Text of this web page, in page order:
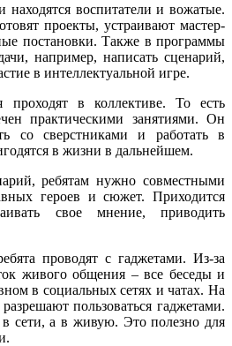
находятся воспитатели и вожатые.
проекты, устраивают мастер-
постановки. Также в программы
например, написать сценарий,
в интеллектуальной игре.
проходят в коллективе. То есть
практическими занятиями. Он
со сверстниками и работать в
в жизни в дальнейшем.
ребятам нужно совместными
героев и сюжет. Приходится
свое мнение, приводить
проводят с гаджетами. Из-за
живого общения – все беседы и
в социальных сетях и чатах. На
пользоваться гаджетами.
в сети, а в живую. Это полезно для